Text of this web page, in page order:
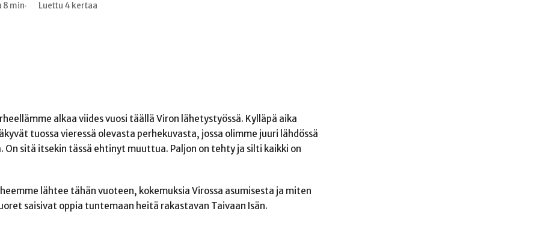
8 min Luettu 4 kertaa
alkaa viides vuosi täällä Viron lähetystyössä. Kylläpä aika
tuossa vieressä olevasta perhekuvasta, jossa olimme juuri lähdössä
On sitä itsekin tässä ehtinyt muuttua. Paljon on tehty ja silti kaikki on
lähtee tähän vuoteen, kokemuksia Virossa asumisesta ja miten
saisivat oppia tuntemaan heitä rakastavan Taivaan Isän.